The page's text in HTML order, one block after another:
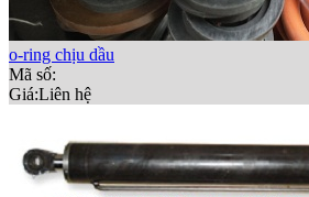
o-ring chịu dầu
Mã số:
Giá:Liên hệ